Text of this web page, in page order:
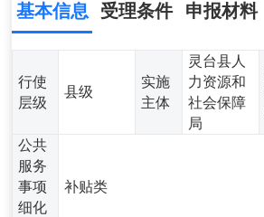
基本信息 受理条件 申报材料
行使
层级
县级
实施
主体
灵台县人
力资源和
社会保障
局
公共
服务
事项
细化
补贴类